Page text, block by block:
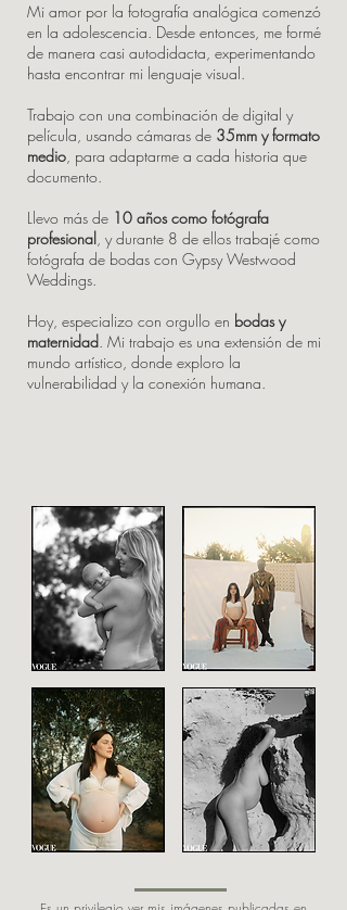
Mi amor por la fotografía analógica comenzó
en la adolescencia. Desde entonces, me formé
de manera casi autodidacta, experimentando
hasta encontrar mi lenguaje visual.
Trabajo con una combinación de digital y
película, usando cámaras de 35mm y formato
medio, para adaptarme a cada historia que
documento.
Llevo más de 10 años como fotógrafa
profesional, y durante 8 de ellos trabajé como
fotógrafa de bodas con Gypsy Westwood
Weddings.
Hoy, especializo con orgullo en bodas y
maternidad. Mi trabajo es una extensión de mi
mundo artístico, donde exploro la
vulnerabilidad y la conexión humana.